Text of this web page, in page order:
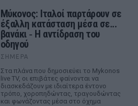
Μύκονος: Ιταλοί παρτάρουν σε
έξαλλη κατάσταση μέσα σε...
βανάκι ‑ Η αντίδραση του
οδηγού
ΣΉΜΕΡΑ
Στα πλάνα που δημοσιεύει το Mykonos
live TV, οι επιβάτες φαίνονται να
διασκεδάζουν με ιδιαίτερα έντονο
τρόπο, χοροπηδώντας, τραγουδώντας
και φωνάζοντας μέσα στο όχημα